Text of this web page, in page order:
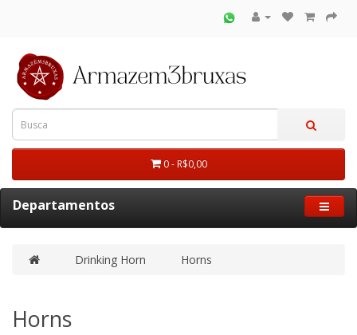
0 - R$0,00
Departamentos
Drinking Horn Horns
Horns